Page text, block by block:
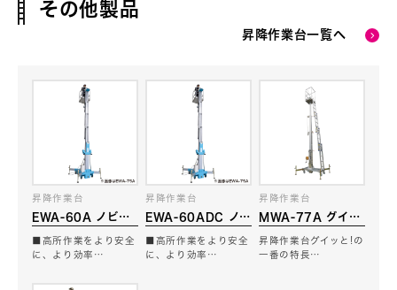
その他製品
昇降作業台一覧へ
EWA-60A ノビッ
昇降作業台
■高所作業をより安全
に、より効率…
EWA-60ADC ノビ
昇降作業台
■高所作業をより安全
に、より効率…
MWA-77A グイッ
昇降作業台
昇降作業台グイッと!の
一番の特長…